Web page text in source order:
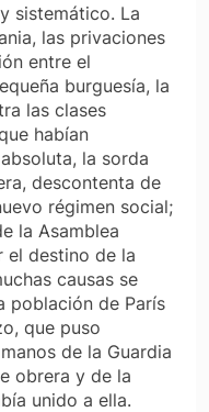
sistemático. La
las privaciones
entre el
burguesía, la
las clases
habían
la sorda
descontenta de
régimen social;
la Asamblea
el destino de la
causas se
población de París
que puso
de la Guardia
obrera y de la
unido a ella.